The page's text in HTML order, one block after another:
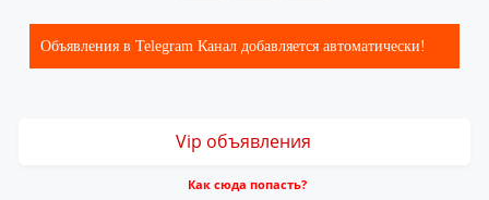
Объявления в Telegram Канал добавляется автоматически!
Vip объявления
Как сюда попасть?